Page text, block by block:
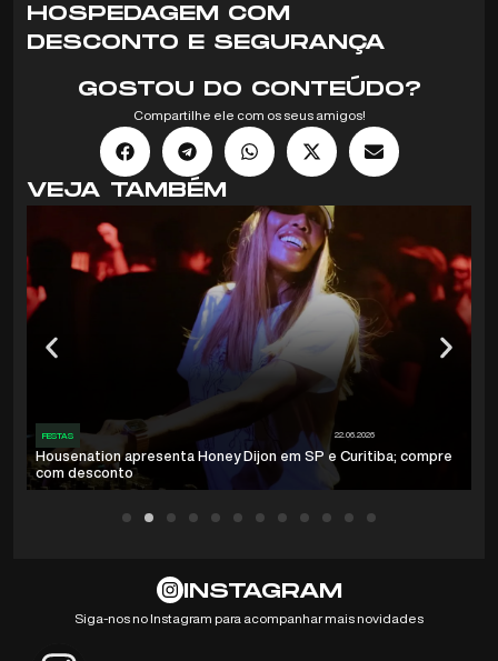
HOSPEDAGEM COM
DESCONTO E SEGURANÇA
GOSTOU DO CONTEÚDO?
Compartilhe ele com os seus amigos!
VEJA TAMBÉM
FESTAS 22.06.2026
Housenation apresenta Honey Dijon em SP e Curitiba; compre
com desconto
INSTAGRAM
Siga-nos no Instagram para acompanhar mais novidades